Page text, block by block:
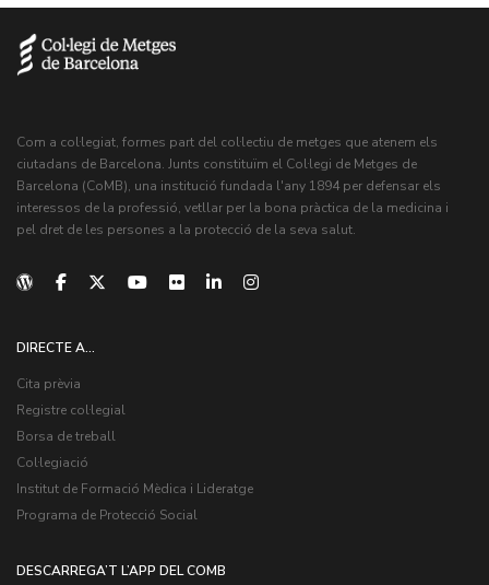
Com a col·legiat, formes part del col·lectiu de metges que atenem els
ciutadans de Barcelona. Junts constituïm el Col·legi de Metges de
Barcelona (CoMB), una institució fundada l'any 1894 per defensar els
interessos de la professió, vetllar per la bona pràctica de la medicina i
pel dret de les persones a la protecció de la seva salut.
DIRECTE A...
Cita prèvia
Registre col·legial
Borsa de treball
Col·legiació
Institut de Formació Mèdica i Lideratge
Programa de Protecció Social
DESCARREGA’T L’APP DEL COMB